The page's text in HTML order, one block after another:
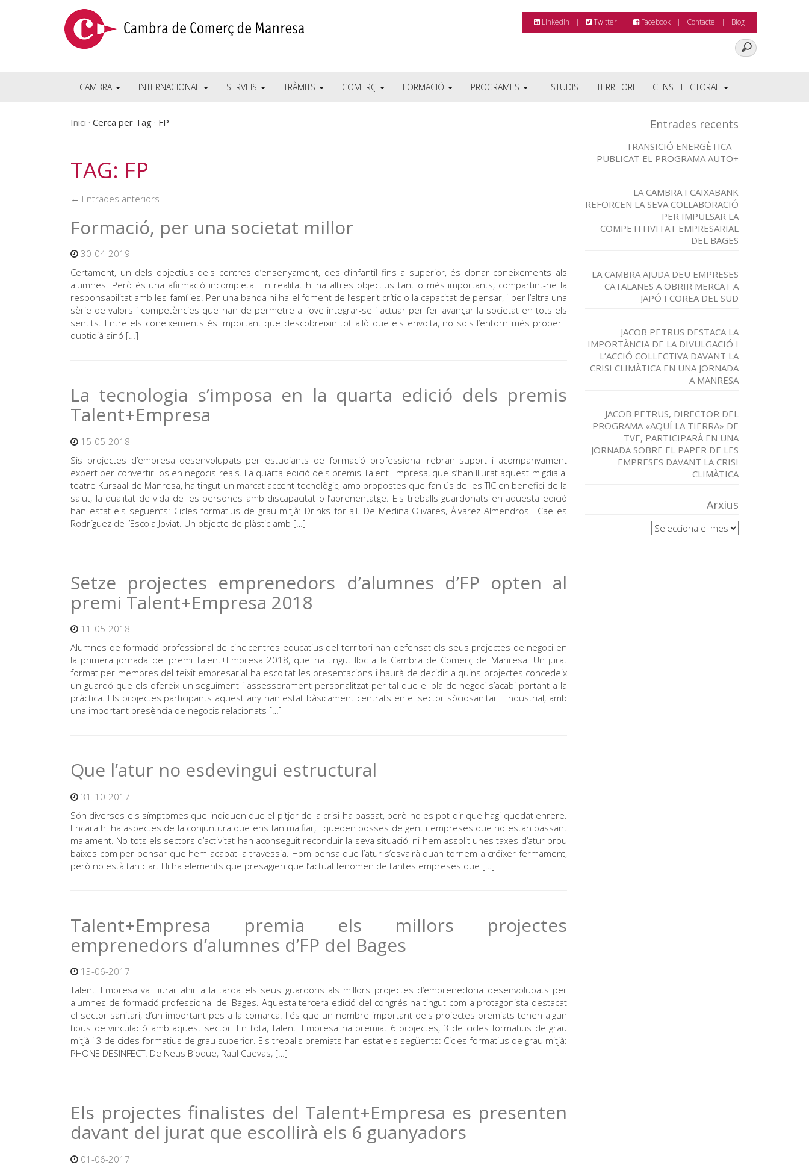
Linkedin Twitter Facebook Contacte Blog
CAMBRA INTERNACIONAL SERVEIS TRÀMITS COMERÇ FORMACIÓ PROGRAMES ESTUDIS TERRITORI CENS ELECTORAL
Inici Cerca per Tag FP
TAG: FP
← Entrades anteriors
Formació, per una societat millor
30-04-2019
Certament, un dels objectius dels centres d’ensenyament, des d’infantil fins a superior, és donar coneixements als
alumnes. Però és una afirmació incompleta. En realitat hi ha altres objectius tant o més importants, compartint-ne la
responsabilitat amb les famílies. Per una banda hi ha el foment de l’esperit crític o la capacitat de pensar, i per l’altra una
sèrie de valors i competències que han de permetre al jove integrar-se i actuar per fer avançar la societat en tots els
sentits. Entre els coneixements és important que descobreixin tot allò que els envolta, no sols l’entorn més proper i
quotidià sinó […]
La tecnologia s’imposa en la quarta edició dels premis
Talent+Empresa
15-05-2018
Sis projectes d’empresa desenvolupats per estudiants de formació professional rebran suport i acompanyament
expert per convertir-los en negocis reals. La quarta edició dels premis Talent Empresa, que s’han lliurat aquest migdia al
teatre Kursaal de Manresa, ha tingut un marcat accent tecnològic, amb propostes que fan ús de les TIC en benefici de la
salut, la qualitat de vida de les persones amb discapacitat o l’aprenentatge. Els treballs guardonats en aquesta edició
han estat els següents: Cicles formatius de grau mitjà: Drinks for all. De Medina Olivares, Álvarez Almendros i Caelles
Rodríguez de l’Escola Joviat. Un objecte de plàstic amb […]
Setze projectes emprenedors d’alumnes d’FP opten al
premi Talent+Empresa 2018
11-05-2018
Alumnes de formació professional de cinc centres educatius del territori han defensat els seus projectes de negoci en
la primera jornada del premi Talent+Empresa 2018, que ha tingut lloc a la Cambra de Comerç de Manresa. Un jurat
format per membres del teixit empresarial ha escoltat les presentacions i haurà de decidir a quins projectes concedeix
un guardó que els ofereix un seguiment i assessorament personalitzat per tal que el pla de negoci s’acabi portant a la
pràctica. Els projectes participants aquest any han estat bàsicament centrats en el sector sòciosanitari i industrial, amb
una important presència de negocis relacionats […]
Que l’atur no esdevingui estructural
31-10-2017
Són diversos els símptomes que indiquen que el pitjor de la crisi ha passat, però no es pot dir que hagi quedat enrere.
Encara hi ha aspectes de la conjuntura que ens fan malfiar, i queden bosses de gent i empreses que ho estan passant
malament. No tots els sectors d’activitat han aconseguit reconduir la seva situació, ni hem assolit unes taxes d’atur prou
baixes com per pensar que hem acabat la travessia. Hom pensa que l’atur s’esvairà quan tornem a créixer fermament,
però no està tan clar. Hi ha elements que presagien que l’actual fenomen de tantes empreses que […]
Talent+Empresa premia els millors projectes
emprenedors d’alumnes d’FP del Bages
13-06-2017
Talent+Empresa va lliurar ahir a la tarda els seus guardons als millors projectes d’emprenedoria desenvolupats per
alumnes de formació professional del Bages. Aquesta tercera edició del congrés ha tingut com a protagonista destacat
el sector sanitari, d’un important pes a la comarca. I és que un nombre important dels projectes premiats tenen algun
tipus de vinculació amb aquest sector. En tota, Talent+Empresa ha premiat 6 projectes, 3 de cicles formatius de grau
mitjà i 3 de cicles formatius de grau superior. Els treballs premiats han estat els següents: Cicles formatius de grau mitjà:
PHONE DESINFECT. De Neus Bioque, Raul Cuevas, […]
Els projectes finalistes del Talent+Empresa es presenten
davant del jurat que escollirà els 6 guanyadors
01-06-2017
Entrades recents
TRANSICIÓ ENERGÈTICA –
PUBLICAT EL PROGRAMA AUTO+
LA CAMBRA I CAIXABANK
REFORCEN LA SEVA COL·LABORACIÓ
PER IMPULSAR LA
COMPETITIVITAT EMPRESARIAL
DEL BAGES
LA CAMBRA AJUDA DEU EMPRESES
CATALANES A OBRIR MERCAT A
JAPÓ I COREA DEL SUD
JACOB PETRUS DESTACA LA
IMPORTÀNCIA DE LA DIVULGACIÓ I
L’ACCIÓ COL·LECTIVA DAVANT LA
CRISI CLIMÀTICA EN UNA JORNADA
A MANRESA
JACOB PETRUS, DIRECTOR DEL
PROGRAMA «AQUÍ LA TIERRA» DE
TVE, PARTICIPARÀ EN UNA
JORNADA SOBRE EL PAPER DE LES
EMPRESES DAVANT LA CRISI
CLIMÀTICA
Arxius
Arxius